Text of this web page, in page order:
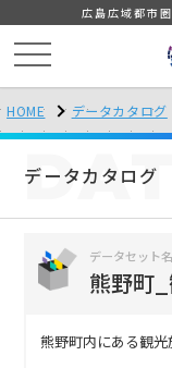
広島広域都市
HOME データカタログ
データカタログ
データセット名
熊野町
熊野町内にある観光